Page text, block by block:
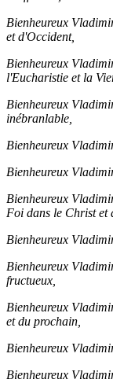
Bienheureux
et d'Occident,
Bienheureux
l'Eucharistie et la
Bienheureux
inébranlable,
Bienheureux
Bienheureux
Bienheureux
Foi dans le Christ et
Bienheureux
Bienheureux
fructueux,
Bienheureux
et du prochain,
Bienheureux
Bienheureux